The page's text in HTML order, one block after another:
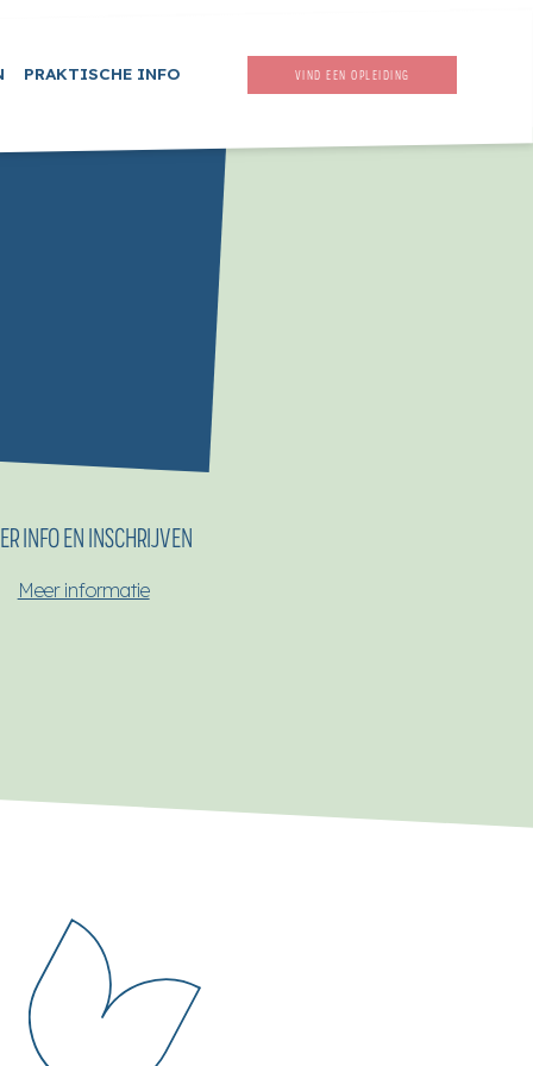
PRAKTISCHE INFO VIND EEN OPLEIDING
INFO EN INSCHRIJVEN
Meer informatie